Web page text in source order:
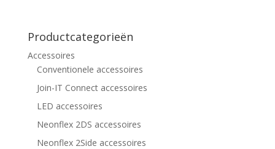
Productcategorieën
Accessoires
Conventionele accessoires
Join-IT Connect accessoires
LED accessoires
Neonflex 2DS accessoires
Neonflex 2Side accessoires